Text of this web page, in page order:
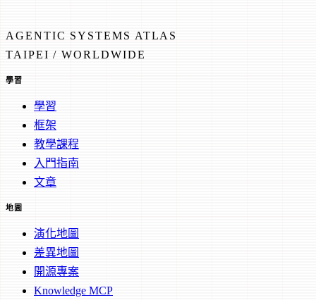
AGENTIC SYSTEMS ATLAS
TAIPEI / WORLDWIDE
學習
學習
框架
教學課程
入門指南
文章
地圖
演化地圖
差異地圖
開源專案
Knowledge MCP